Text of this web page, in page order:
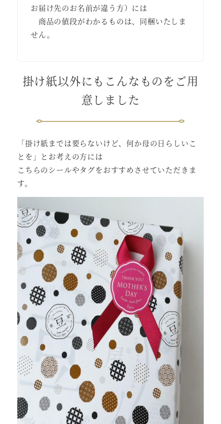
お届け先のお名前が違う方）には
商品の値段がわかるものは、同梱いたしま
せん。
掛け紙以外にもこんなものをご用
意しました
「掛け紙までは要らないけど、何か母の日らしいこ
とを」とお考えの方には
こちらのシールやタグをおすすめさせていただきま
す。